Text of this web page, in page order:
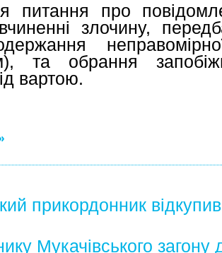
питання про
злочину,
та обрання
вартою.
прикордонник
Мукачівського